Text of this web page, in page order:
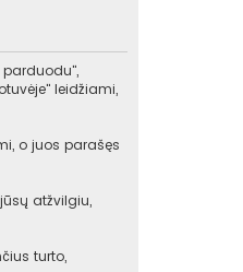
leidžiami,
o juos parašęs
atžvilgiu,
turto,